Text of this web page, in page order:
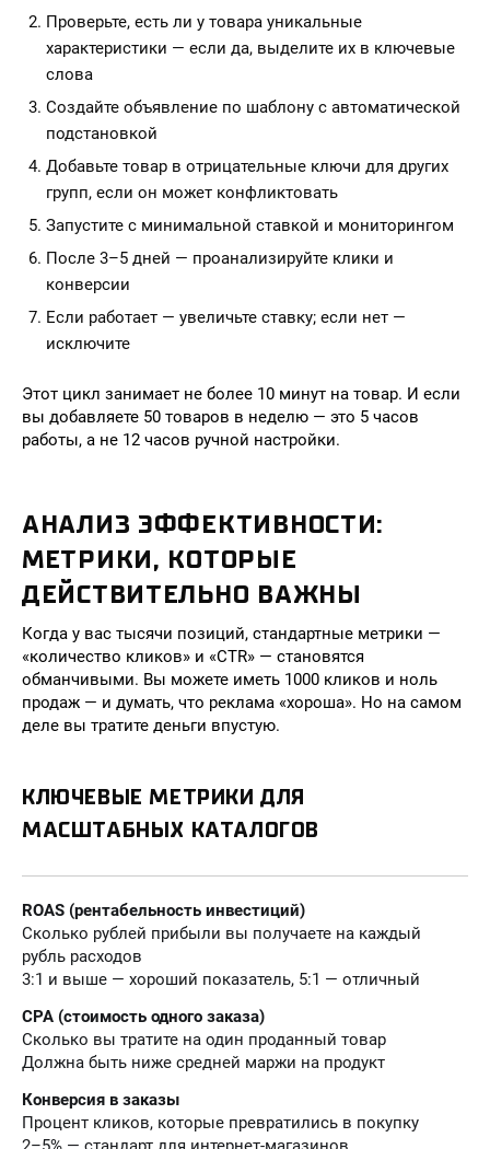
Проверьте, есть ли у товара уникальные
характеристики — если да, выделите их в ключевые
слова
Создайте объявление по шаблону с автоматической
подстановкой
Добавьте товар в отрицательные ключи для других
групп, если он может конфликтовать
Запустите с минимальной ставкой и мониторингом
После 3–5 дней — проанализируйте клики и
конверсии
Если работает — увеличьте ставку; если нет —
исключите
Этот цикл занимает не более 10 минут на товар. И если
вы добавляете 50 товаров в неделю — это 5 часов
работы, а не 12 часов ручной настройки.
АНАЛИЗ ЭФФЕКТИВНОСТИ:
МЕТРИКИ, КОТОРЫЕ
ДЕЙСТВИТЕЛЬНО ВАЖНЫ
Когда у вас тысячи позиций, стандартные метрики —
«количество кликов» и «CTR» — становятся
обманчивыми. Вы можете иметь 1000 кликов и ноль
продаж — и думать, что реклама «хороша». Но на самом
деле вы тратите деньги впустую.
КЛЮЧЕВЫЕ МЕТРИКИ ДЛЯ
МАСШТАБНЫХ КАТАЛОГОВ
ROAS (рентабельность инвестиций)
Сколько рублей прибыли вы получаете на каждый
рубль расходов
3:1 и выше — хороший показатель, 5:1 — отличный
CPA (стоимость одного заказа)
Сколько вы тратите на один проданный товар
Должна быть ниже средней маржи на продукт
Конверсия в заказы
Процент кликов, которые превратились в покупку